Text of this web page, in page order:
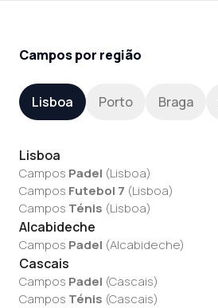
Campos por região
Lisboa Porto Braga
Lisboa
Campos Padel (Lisboa)
Campos Futebol 7 (Lisboa)
Campos Ténis (Lisboa)
Alcabideche
Campos Padel (Alcabideche)
Cascais
Campos Padel (Cascais)
Campos Ténis (Cascais)